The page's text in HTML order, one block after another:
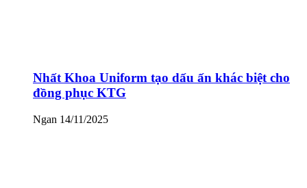
Nhất Khoa Uniform tạo dấu ấn khác biệt cho
đồng phục KTG
Ngan 14/11/2025